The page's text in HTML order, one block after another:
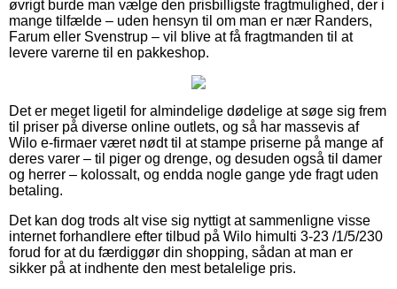
øvrigt burde man vælge den prisbilligste fragtmulighed, der i
mange tilfælde – uden hensyn til om man er nær Randers,
Farum eller Svenstrup – vil blive at få fragtmanden til at
levere varerne til en pakkeshop.
Det er meget ligetil for almindelige dødelige at søge sig frem
til priser på diverse online outlets, og så har massevis af
Wilo e-firmaer været nødt til at stampe priserne på mange af
deres varer – til piger og drenge, og desuden også til damer
og herrer – kolossalt, og endda nogle gange yde fragt uden
betaling.
Det kan dog trods alt vise sig nyttigt at sammenligne visse
internet forhandlere efter tilbud på Wilo himulti 3-23 /1/5/230
forud for at du færdiggør din shopping, sådan at man er
sikker på at indhente den mest betalelige pris.